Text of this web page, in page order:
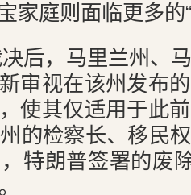
家庭则面临更多的
后，马里兰州、
审视在该州发布
使其仅适用于此
的检察长、移民
特朗普签署的废